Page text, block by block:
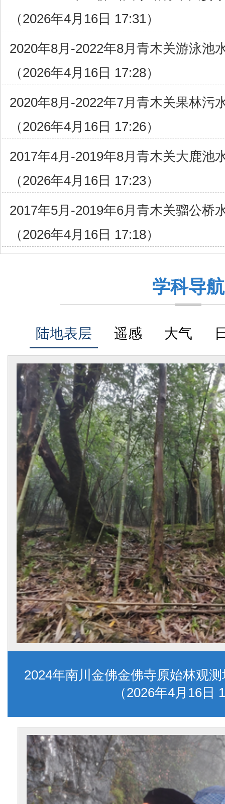
（2026年4月16日 17:31）
2020年8月-2022年8月青木关游泳池
（2026年4月16日 17:28）
2020年8月-2022年7月青木关果林污
（2026年4月16日 17:26）
2017年4月-2019年8月青木关大鹿池
（2026年4月16日 17:23）
2017年5月-2019年6月青木关骝公桥
（2026年4月16日 17:18）
学科导航
陆地表层 遥感 大气
2024年南川金佛金佛寺原始林观
（2026年4月16日